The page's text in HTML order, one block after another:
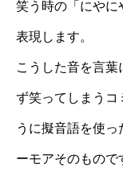
笑う時の「にやに
表現します。
こうした音を言
ず笑ってしまうコ
うに擬音語を使
ーモアそのもので